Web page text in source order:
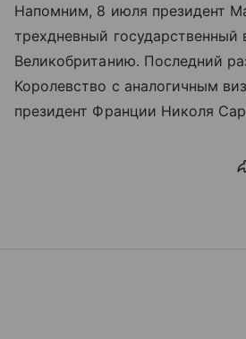
Напомним, 8 июля президент
трехдневный государственный
Великобританию. Последний
Королевство с аналогичным
президент Франции Николя